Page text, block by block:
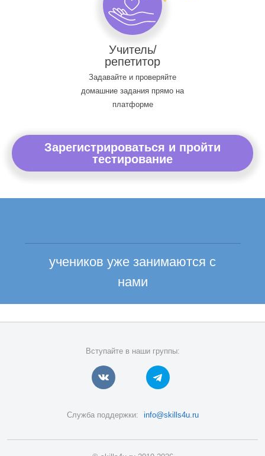
Учитель/
репетитор
Задавайте и проверяйте
домашние задания прямо на
платформе
Зарегистрироваться и пройти
тестирование
учеников уже занимаются с
нами
Вступайте в наши группы:
Служба поддержки: info@skills4u.ru